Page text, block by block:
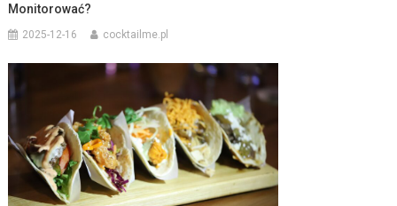
Monitorować?
2025-12-16 cocktailme.pl